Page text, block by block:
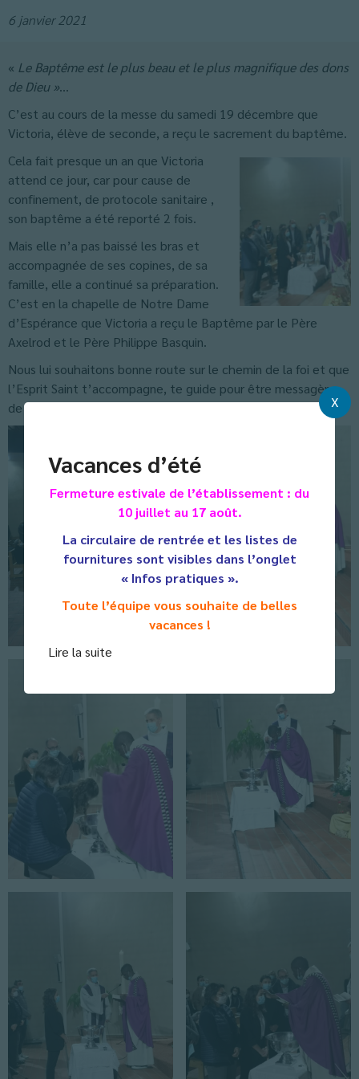
Vacances d’été
Fermeture estivale de l’établissement : du
10 juillet au 17 août.
La circulaire de rentrée et les listes de
fournitures sont visibles dans l’onglet
« Infos pratiques ».
Toute l’équipe vous souhaite de belles
vacances !
Lire la suite
X
6 janvier 2021
« Le Baptême est le plus beau et le plus magnifique des dons
de Dieu »…
C’est au cours de la messe du samedi 19 décembre que
Victoria, élève de seconde, a reçu le sacrement du baptême.
Cela fait presque un an que Victoria
attend ce jour, car pour cause de
confinement, de protocole sanitaire ,
son baptême a été reporté 2 fois.
Mais elle n’a pas baissé les bras et
accompagnée de ses copines, de sa
famille, elle a continué sa préparation.
C’est en la chapelle de Notre Dame
d’Espérance que Victoria a reçu le Baptême par le Père
Axelrod et le Père Philippe Basquin.
Nous lui souhaitons bonne route sur le chemin de la foi et que
l’Esprit Saint t’accompagne, te guide pour être messagère
de l’Evangile.